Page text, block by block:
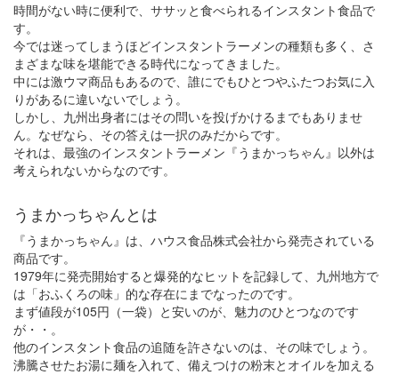
時間がない時に便利で、ササッと食べられるインスタント食品で
す。
今では迷ってしまうほどインスタントラーメンの種類も多く、さ
まざまな味を堪能できる時代になってきました。
中には激ウマ商品もあるので、誰にでもひとつやふたつお気に入
りがあるに違いないでしょう。
しかし、九州出身者にはその問いを投げかけるまでもありませ
ん。なぜなら、その答えは一択のみだからです。
それは、最強のインスタントラーメン『うまかっちゃん』以外は
考えられないからなのです。
うまかっちゃんとは
『うまかっちゃん』は、ハウス食品株式会社から発売されている
商品です。
1979年に発売開始すると爆発的なヒットを記録して、九州地方で
は「おふくろの味」的な存在にまでなったのです。
まず値段が105円（一袋）と安いのが、魅力のひとつなのです
が・・。
他のインスタント食品の追随を許さないのは、その味でしょう。
沸騰させたお湯に麺を入れて、備えつけの粉末とオイルを加える